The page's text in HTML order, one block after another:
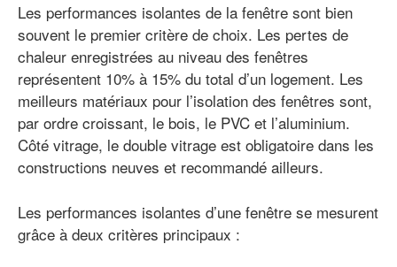
Les performances isolantes de la fenêtre sont bien
souvent le premier critère de choix. Les pertes de
chaleur enregistrées au niveau des fenêtres
représentent 10% à 15% du total d’un logement. Les
meilleurs matériaux pour l’isolation des fenêtres sont,
par ordre croissant, le bois, le PVC et l’aluminium.
Côté vitrage, le double vitrage est obligatoire dans les
constructions neuves et recommandé ailleurs.
Les performances isolantes d’une fenêtre se mesurent
grâce à deux critères principaux :